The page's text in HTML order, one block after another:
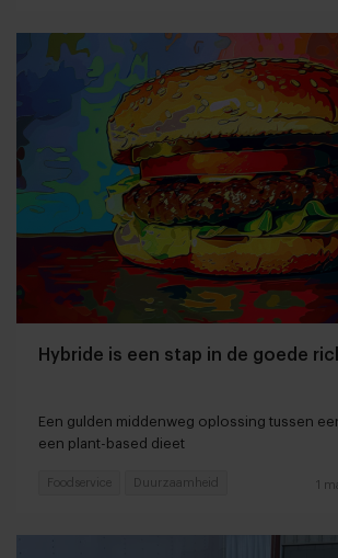
Hybride is een stap in de goede
Een gulden middenweg oplossing tussen
een plant-based dieet
1
Foodservice Duurzaamheid